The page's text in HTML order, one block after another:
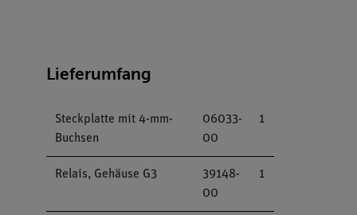
Lieferumfang
Steckplatte mit 4-mm-
Buchsen
06033-
00
1
Relais, Gehäuse G3
39148-
00
1